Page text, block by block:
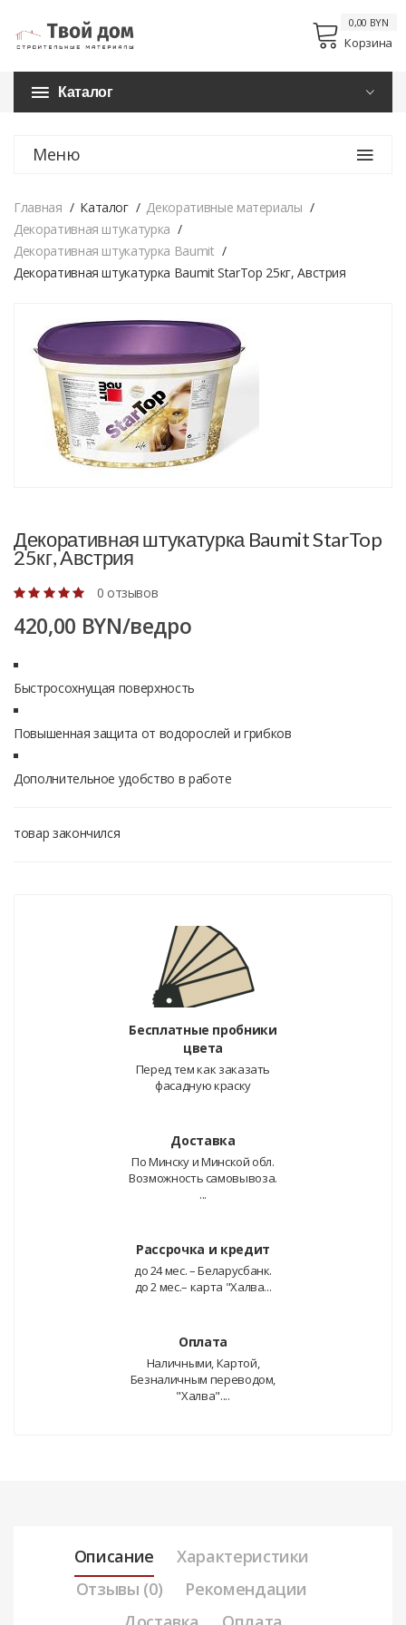
Корзина
0,00 BYN
Каталог
Меню
Главная Каталог
Декоративные материалы
Декоративная штукатурка
Декоративная штукатурка Baumit
Декоративная штукатурка Baumit StarTop 25кг, Австрия
Декоративная штукатурка Baumit StarTop
25кг, Австрия
0 отзывов
420,00 BYN/ведро
Быстросохнущая поверхность
Повышенная защита от водорослей и грибков
Дополнительное удобство в работе
товар закончился
Бесплатные пробники
цвета
Перед тем как заказать
фасадную краску
Доставка
По Минску и Минской обл.
Возможность самовывоза.
...
Рассрочка и кредит
до 24 мес. – Беларусбанк.
до 2 мес.– карта "Халва...
Оплата
Наличными, Картой,
Безналичным переводом,
"Халва"....
Описание
Характеристики
Отзывы (0)
Рекомендации